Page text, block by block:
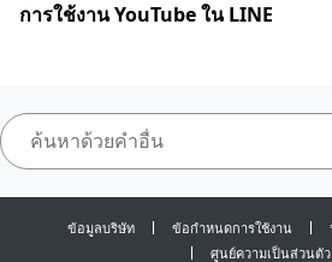
การใช้งาน YouTube ใน LINE
ข้อมูลบริษัท ข้อกำหนดการใช้งาน
ศูนย์ความเป็นส่วนตัว